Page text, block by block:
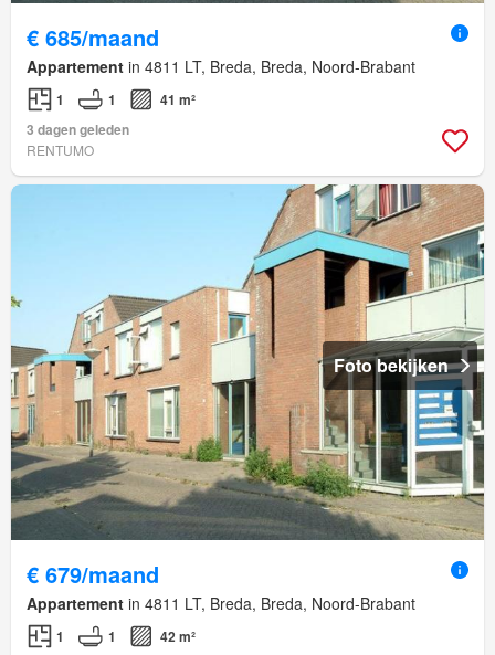
€ 685/maand
Appartement in 4811 LT, Breda, Breda, Noord-Brabant
1 1
41 m²
3 dagen geleden
RENTUMO
Foto bekijken
€ 679/maand
Appartement in 4811 LT, Breda, Breda, Noord-Brabant
1 1 42 m²